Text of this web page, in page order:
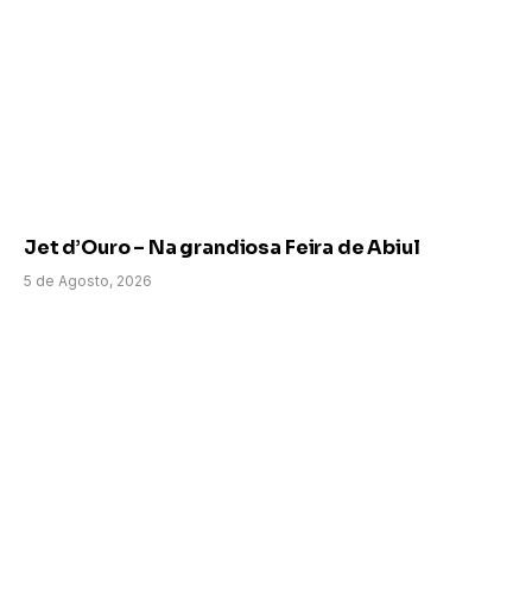
Jet d’Ouro – Na grandiosa Feira de Abiul
5 de Agosto, 2026